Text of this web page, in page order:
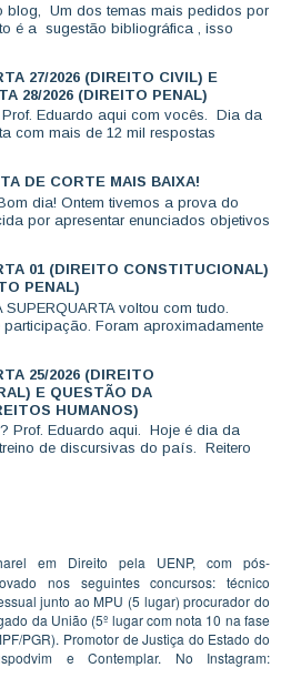
blog, Um dos temas mais pedidos por
é a sugestão bibliográfica , isso
27/2026 (DIREITO CIVIL) E
28/2026 (DIREITO PENAL)
Eduardo aqui com vocês. Dia da
com mais de 12 mil respostas
DE CORTE MAIS BAIXA!
dia! Ontem tivemos a prova do
por apresentar enunciados objetivos
01 (DIREITO CONSTITUCIONAL)
PENAL)
voltou com tudo.
Foram aproximadamente
25/2026 (DIREITO
E QUESTÃO DA
HUMANOS)
Prof. Eduardo aqui. Hoje é dia da
de discursivas do país. Reitero
em Direito pela UENP, com pós-
nos seguintes concursos: técnico
junto ao MPU (5 lugar) procurador do
da União (5º lugar com nota 10 na fase
PGR). Promotor de Justiça do Estado do
e Contemplar. No Instagram: